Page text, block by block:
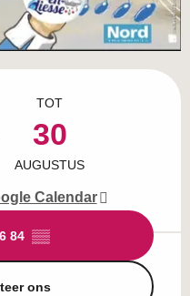
TOT
30
AUGUSTUS
Calendar
84 ▒▒
ons